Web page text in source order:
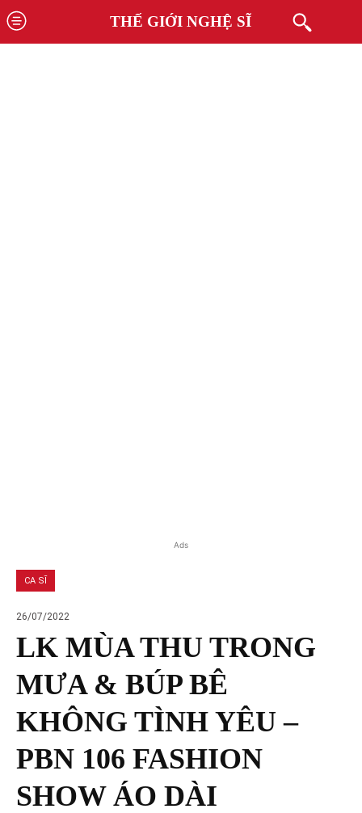
THẾ GIỚI NGHỆ SĨ
Ads
CA SĨ
26/07/2022
LK MÙA THU TRONG
MƯA & BÚP BÊ
KHÔNG TÌNH YÊU –
PBN 106 FASHION
SHOW ÁO DÀI